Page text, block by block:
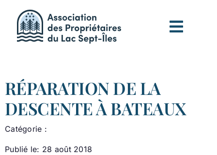
contenu
RÉPARATION DE LA
DESCENTE À BATEAUX
Catégorie :
Publié le: 28 août 2018